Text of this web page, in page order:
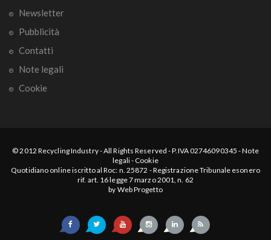
Newsletter
Pubblicità
Contatti
Note legali
Cookie
© 2012 Recycling Industry-All Rights Reserved - P.IVA 02746090345 -Note
legali- Cookie
Quotidiano online iscritto al Roc: n. 25872 - Registrazione Tribunale esonero
rif. art. 16 legge 7 marzo 2001, n. 62
by Web Progetto